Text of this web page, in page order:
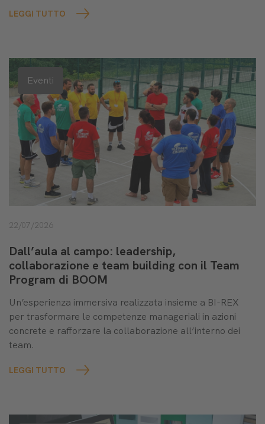
LEGGI TUTTO
Eventi
22/07/2026
Dall’aula al campo: leadership,
collaborazione e team building con il Team
Program di BOOM
Un’esperienza immersiva realizzata insieme a BI-REX
per trasformare le competenze manageriali in azioni
concrete e rafforzare la collaborazione all’interno dei
team.
LEGGI TUTTO